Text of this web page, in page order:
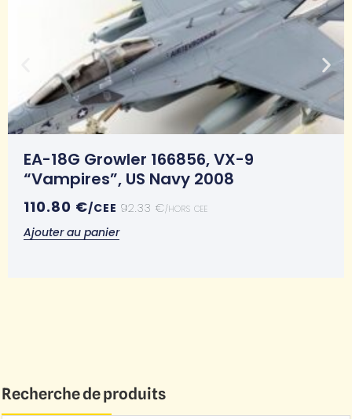
EA-18G Growler 166856, VX-9
“Vampires”, US Navy 2008
110.80 €/CEE 92.33 €/HORS CEE
Ajouter au panier
Recherche de produits